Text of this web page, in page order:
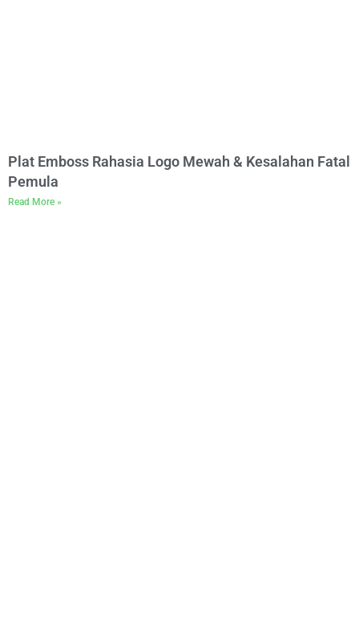
Plat Emboss Rahasia Logo Mewah & Kesalahan Fatal
Pemula
Read More »